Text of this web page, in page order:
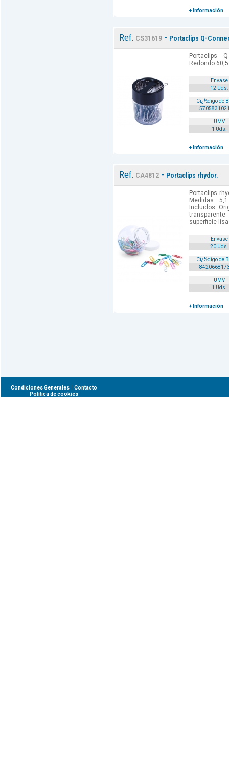
+ Información
Ref. CS31619 - Portaclips Q-
Portaclips
Redondo
Envase
12 Uds.
Cï¿½digo de
UMV
1 Uds.
+ Información
Ref. CA4812 - Portaclips rhydor.
Portaclips
Medidas:
Incluidos.
superficie
Envase
20 Uds.
Cï¿½digo de
UMV
1 Uds.
+ Información
Condiciones Generales | Contacto
Política de cookies